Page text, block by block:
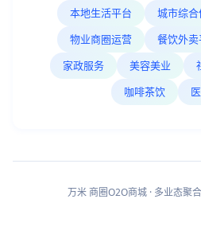
本地生活平台 城市综合
物业商圈运营
餐饮外卖
家政服务
美容美业
咖啡茶饮
万米 商圈O2O商城 · 多业态聚